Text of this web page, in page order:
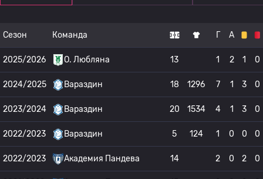
Сезон Команда Г А
2025/2026 О. Любляна 13 1 2 1 0
2024/2025 Вараздин 18 1296 7 1 3 0
2023/2024 Вараздин 20 1534 4 1 3 0
2022/2023 Вараздин 5 124 1 0 0 0
2022/2023 Академия Пандева 14 2 0 2 0